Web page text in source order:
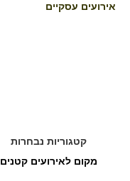
אירועים עסקיים
קטגוריות נבחרות
מקום לאירועים קטנים